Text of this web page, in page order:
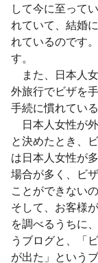
して今に至って
れていて、結婚
れているのです
す。
また、日本人
外旅行でビザを
手続に慣れてい
日本人女性が
と決めたとき、
は日本人女性が
場合が多く、ビ
ことができない
そして、お客様
を調べるうちに
うブログと、「
が出た」という